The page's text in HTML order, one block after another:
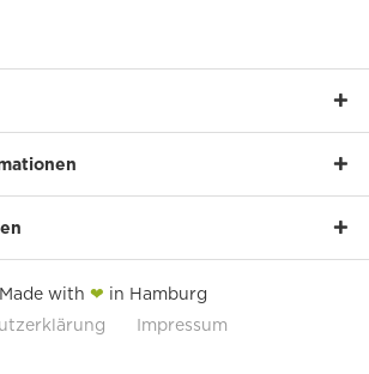
with ❤ in Hamburg
Impressum